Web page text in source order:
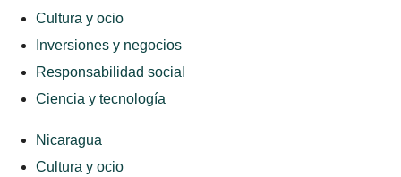
Cultura y ocio
Inversiones y negocios
Responsabilidad social
Ciencia y tecnología
Nicaragua
Cultura y ocio